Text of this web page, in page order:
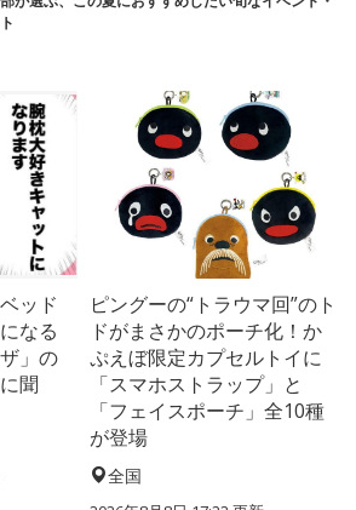
ッド
なる
」の
聞
ピングーの“トラウマ回”のト
ドがまさかのポーチ化！か
ぷえぼ限定カプセルトイに
「スマホストラップ」と
「フェイスポーチ」全10種
が登場
全国